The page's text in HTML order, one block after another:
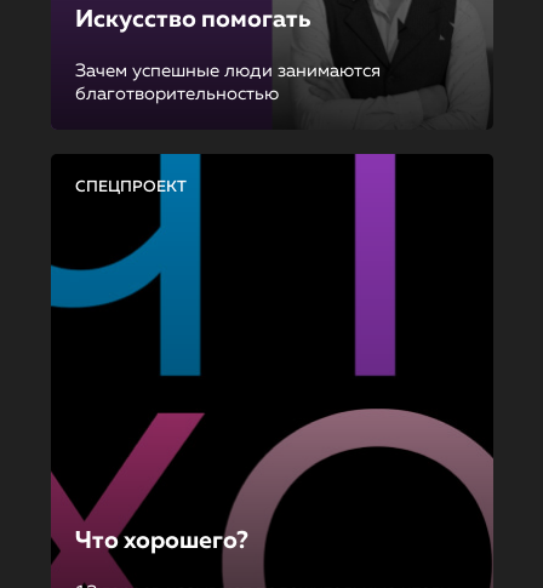
Искусство помогать
Зачем успешные люди занимаются
благотворительностью
СПЕЦПРОЕКТ
Что хорошего?